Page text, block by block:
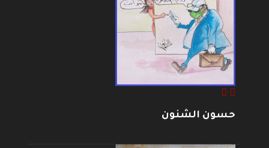
حسون الشنون